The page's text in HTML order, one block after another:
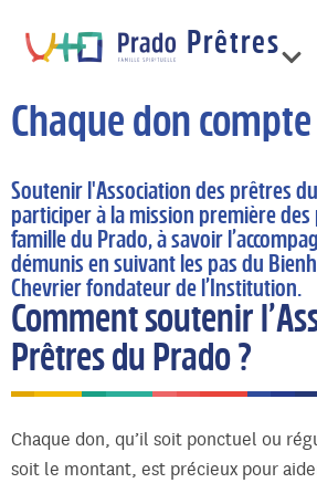
Prêtres
France
Chaque don
Soutenir l'Association des prêtres
participer à la mission première
famille du Prado, à savoir
démunis en suivant les pas du
Chevrier fondateur de l’Institution.
Comment soutenir
Prêtres du Prado ?
Chaque don, qu’il soit ponctuel ou
soit le montant, est précieux pour